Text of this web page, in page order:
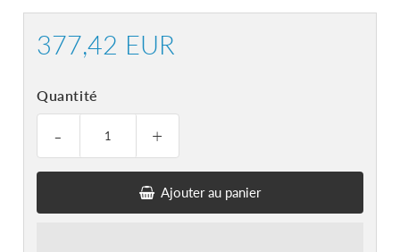
377,42 EUR
Quantité
+
-
Ajouter au panier